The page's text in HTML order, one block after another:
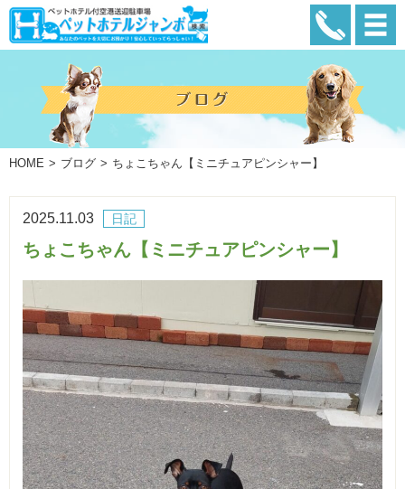
HOME ブログ ちょこちゃん【ミニチュアピンシャー】
日記
2025.11.03
ちょこちゃん【ミニチュアピンシャー】